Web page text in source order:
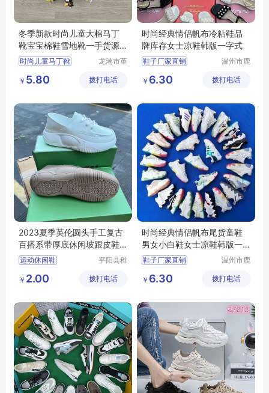
冬季新款时尚儿童大棉马丁
靴宝宝棉鞋雪地靴一手货源
批发地摊鞋
时尚儿童马丁靴
儿童靴子
龙港市堇
￥ 5.80 拨打电话
时尚经典情侣帆布冷粘鞋品
牌库存女士凉鞋韩版一字式
鞋子厂家直销
地摊鞋子批发
底价鞋批发
温州市鹿
步鞋行
￥ 6.30 拨打电话
2023夏季英伦圆头手工复古
百搭系带厚底休闲坡跟皮鞋
地摊批发库存
运动休闲鞋
平阳县稚
务商行
￥ 2.00 拨打电话
时尚经典情侣帆布尾货童鞋
男女小白鞋女士凉鞋韩版一
字式
鞋子厂家直销
地摊鞋子批发
底价鞋批发
温州市鹿
步鞋行
￥ 6.30 拨打电话